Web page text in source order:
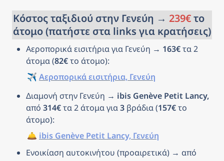
Κόστος ταξιδιού στην Γενεύη → 239€ το
άτομο (πατήστε στα links για κρατήσεις)
Αεροπορικά εισιτήρια για Γενεύη → 163€ τα 2
άτομα (82€ το άτομο):
✈️ Αεροπορικά εισιτήρια, Γενεύη
Διαμονή στην Γενεύη →
από 314€ τα 2 άτομα για 3 βράδια (157€ το
άτομο):
🛎️ ibis Genève Petit Lancy, Γενεύη